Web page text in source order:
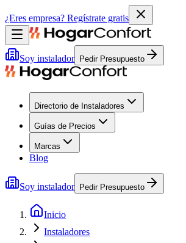
¿Eres empresa? Regístrate gratis
Soy instalador Pedir Presupuesto
Directorio de Instaladores
Guías de Precios
Marcas
Blog
Soy instalador Pedir Presupuesto
Inicio
Instaladores